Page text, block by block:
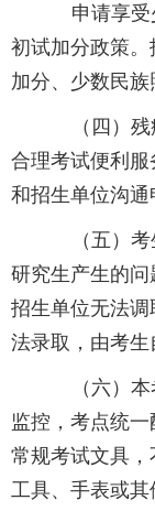
申请享受少
初试加分政策
加分、少数民族
（四）残疾
合理考试便利
和招生单位沟通
（五）考生
研究生产生的
招生单位无法
法录取，由考生
（六）本考
监控，考点统
常规考试文具
工具、手表或其